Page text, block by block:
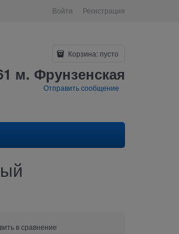
Войти Регистрация
Корзина: пусто
м. Фрунзенская
Отправить сообщение
в сравнение